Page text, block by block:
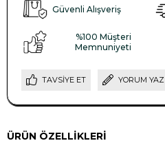
Güvenli Alışveriş
%100 Müşteri
Memnuniyeti
TAVSIYE ET YORUM YAZ
ÜRÜN ÖZELLIKLERI